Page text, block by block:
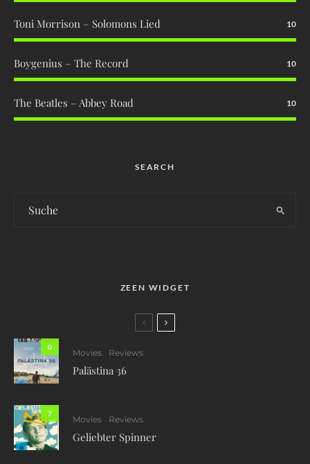
Toni Morrison – Solomons Lied 10
Boygenius – The Record 10
The Beatles – Abbey Road 10
SEARCH
ZEEN WIDGET
0
Movies Reviews
Palästina 36
7
Movies Reviews
Geliebter Spinner